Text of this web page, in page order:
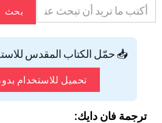
بحث
📥 حمّل الكتاب المقدس
تحميل للاستخدام
ترجمة فان دايك: